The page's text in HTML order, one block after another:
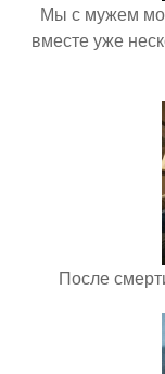
Мы с мужем
вместе уже
После